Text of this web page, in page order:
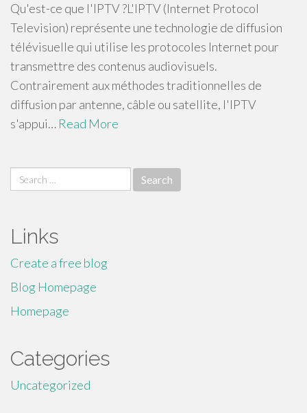
Qu'est-ce que l'IPTV ?L'IPTV (Internet Protocol
Television) représente une technologie de diffusion
télévisuelle qui utilise les protocoles Internet pour
transmettre des contenus audiovisuels.
Contrairement aux méthodes traditionnelles de
diffusion par antenne, câble ou satellite, l'IPTV
s'appui… Read More
Search
for:
Links
Create a free blog
Blog Homepage
Homepage
Categories
Uncategorized